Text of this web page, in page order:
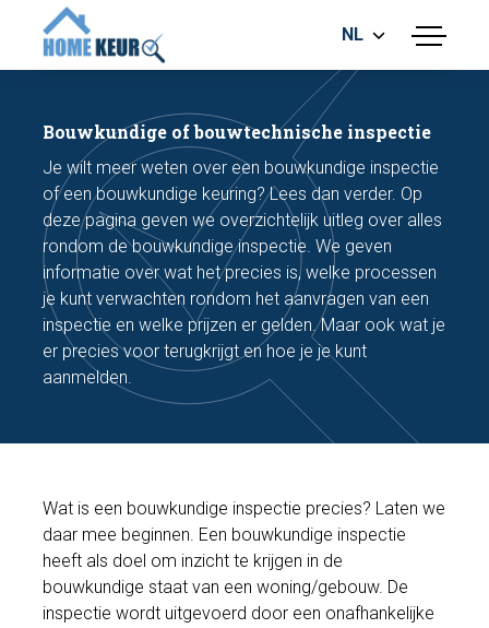
menu
BOUWKUNDIGE KEURING
ENERGIELABEL
MEETRAPPORT
FUNDERINGSRISICO ONDERZOEK
NL
Maak een afspraak
Bouwkundige of bouwtechnische inspectie
Je wilt meer weten over een bouwkundige inspectie
of een bouwkundige keuring? Lees dan verder. Op
deze pagina geven we overzichtelijk uitleg over alles
rondom de bouwkundige inspectie. We geven
informatie over wat het precies is, welke processen
je kunt verwachten rondom het aanvragen van een
inspectie en welke prijzen er gelden. Maar ook wat je
er precies voor terugkrijgt en hoe je je kunt
aanmelden.
Wat is een bouwkundige inspectie precies? Laten we
daar mee beginnen. Een bouwkundige inspectie
heeft als doel om inzicht te krijgen in de
bouwkundige staat van een woning/gebouw. De
inspectie wordt uitgevoerd door een onafhankelijke